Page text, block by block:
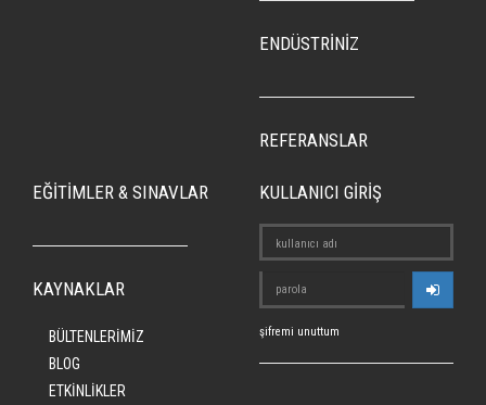
ENDÜSTRİNİZ
REFERANSLAR
EĞİTİMLER & SINAVLAR
KAYNAKLAR
BÜLTENLERİMİZ
BLOG
ETKİNLİKLER
KULLANICI GİRİŞ
şifremi unuttum